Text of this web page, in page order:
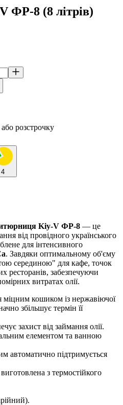
ФР-8 (8 літрів)
розстрочку
4
Kiy-V ФР-8 — це
від провідного українського
для інтенсивного
. Завдяки оптимальному об'єму
серединою" для кафе, точок
ресторанів, забезпечуючи
витратах олії.
кошиком із нержавіючої
збільшує термін її
захист від займання олії.
елементом та ванною
автоматично підтримується
з термостійкого